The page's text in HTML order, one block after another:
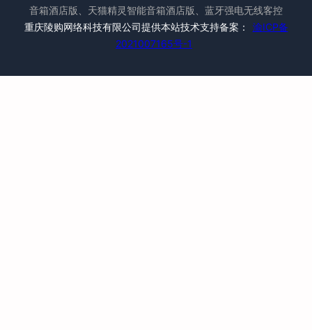
音箱酒店版、天猫精灵智能音箱酒店版、蓝牙强电无线客控
重庆陵购网络科技有限公司提供本站技术支持备案：
渝ICP备
2021007165号-1